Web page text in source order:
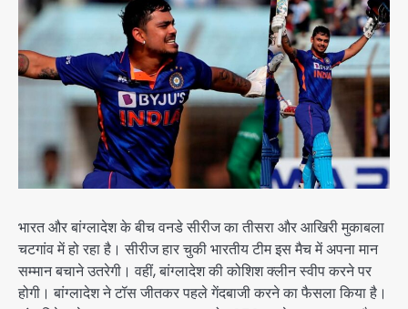
भारत और बांग्लादेश के बीच वनडे सीरीज का तीसरा और आखिरी मुकाबला
चटगांव में हो रहा है। सीरीज हार चुकी भारतीय टीम इस मैच में अपना मान
सम्मान बचाने उतरेगी। वहीं, बांग्लादेश की कोशिश क्लीन स्वीप करने पर
होगी। बांग्लादेश ने टॉस जीतकर पहले गेंदबाजी करने का फैसला किया है।